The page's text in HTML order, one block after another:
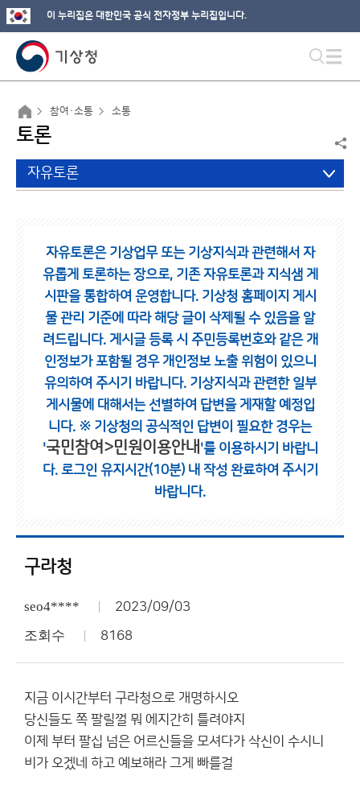
이 누리집은 대한민국 공식 전자정부 누리집입니다.
참여·소통 소통
토론
자유토론
자유토론은 기상업무 또는 기상지식과 관련해서 자
유롭게 토론하는 장으로, 기존 자유토론과 지식샘 게
시판을 통합하여 운영합니다. 기상청 홈페이지 게시
물 관리 기준에 따라 해당 글이 삭제될 수 있음을 알
려드립니다. 게시글 등록 시 주민등록번호와 같은 개
인정보가 포함될 경우 개인정보 노출 위험이 있으니
유의하여 주시기 바랍니다. 기상지식과 관련한 일부
게시물에 대해서는 선별하여 답변을 게재할 예정입
니다. ※ 기상청의 공식적인 답변이 필요한 경우는
'국민참여>민원이용안내 '를 이용하시기 바랍니
다. 로그인 유지시간(10분) 내 작성 완료하여 주시기
바랍니다.
구라청
seo4**** 2023/09/03
조회수 8168
지금 이시간부터 구라청으로 개명하시오
당신들도 쪽 팔릴껄 뭐 에지간히 틀려야지
이제 부터 팔십 넘은 어르신들을 모셔다가 삭신이 수시니
비가 오겠네 하고 예보해라 그게 빠를걸